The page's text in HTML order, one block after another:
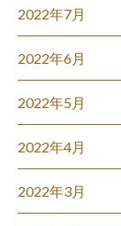
2022年7月
2022年6月
2022年5月
2022年4月
2022年3月